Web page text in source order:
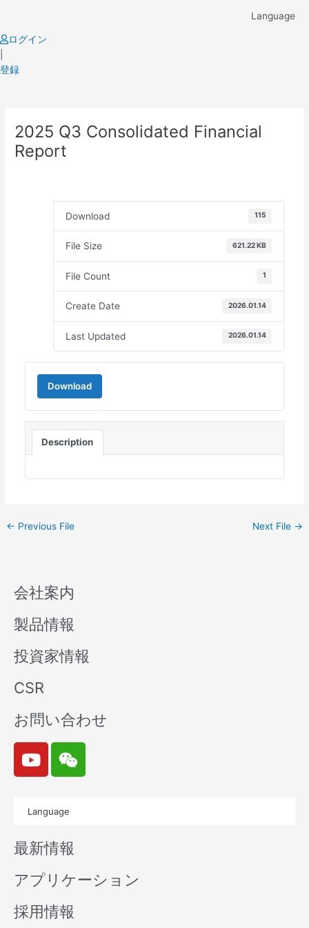
content
Language
ログイン
登録
2025 Q3 Consolidated Financial
Report
Download 115
File Size 621.22 KB
File Count 1
Create Date 2026.01.14
Last Updated 2026.01.14
Download
Description
navigation
← Previous File Next File →
会社案内
製品情報
投資家情報
CSR
お問い合わせ
Y
o
u
b
e
W
e
i
n
Language
最新情報
アプリケーション
採用情報